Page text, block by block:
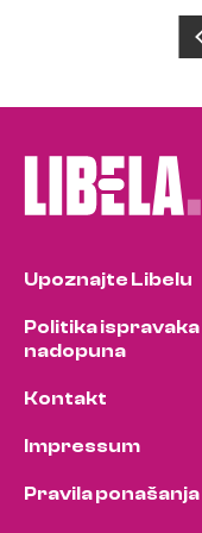
Posts
Upoznajte Libelu
Politika ispravaka
nadopuna
Kontakt
Impressum
Pravila ponašanja